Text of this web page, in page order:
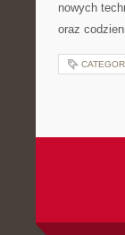
nowych
oraz